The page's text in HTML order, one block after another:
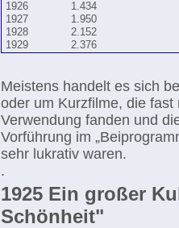
1926
1.434
1927
1.950
1928
2.152
1929
2.376
Meistens handelt es sich
oder um Kurzfilme, die
Verwendung fanden und
Vorführung im
sehr lukrativ waren.
.
1925 Ein großer
Schönheit"